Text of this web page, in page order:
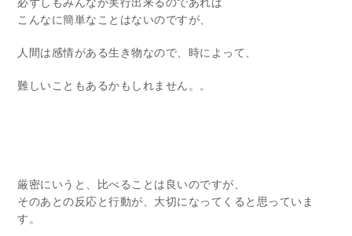
必ずしもみんなが実行出来るのであれば
こんなに簡単なことはないのですが、
人間は感情がある生き物なので、時によって、
難しいこともあるかもしれません。。
厳密にいうと、比べることは良いのですが、
そのあとの反応と行動が、大切になってくると思っていま
す。